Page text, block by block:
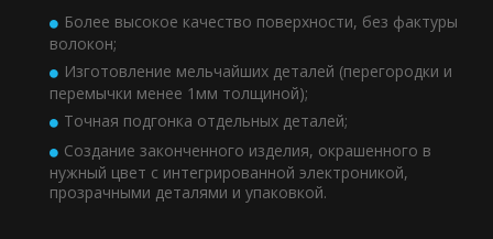
Более высокое качество поверхности, без фактуры
волокон;
Изготовление мельчайших деталей (перегородки и
перемычки менее 1мм толщиной);
Точная подгонка отдельных деталей;
Создание законченного изделия, окрашенного в
нужный цвет с интегрированной электроникой,
прозрачными деталями и упаковкой.